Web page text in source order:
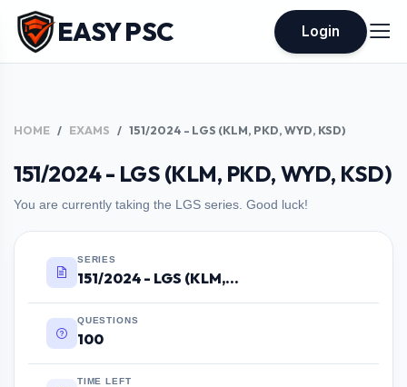
EASY PSC Login
HOME EXAMS 151/2024 - LGS (KLM, PKD, WYD, KSD)
151/2024 - LGS (KLM, PKD, WYD, KSD)
You are currently taking the LGS series. Good luck!
SERIES
151/2024 - LGS (KLM, PKD, WYD, KSD)
QUESTIONS
100
TIME LEFT